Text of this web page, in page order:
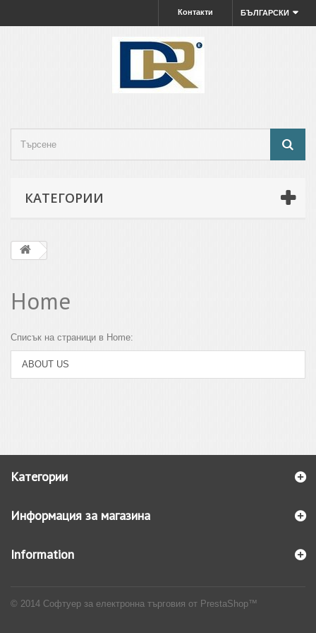
БЪЛГАРСКИ
Контакти
КАТЕГОРИИ
Home
Списък на страници в Home:
ABOUT US
Категории
Информация за магазина
Information
© 2014 Софтуер за електронна търговия от PrestaShop™